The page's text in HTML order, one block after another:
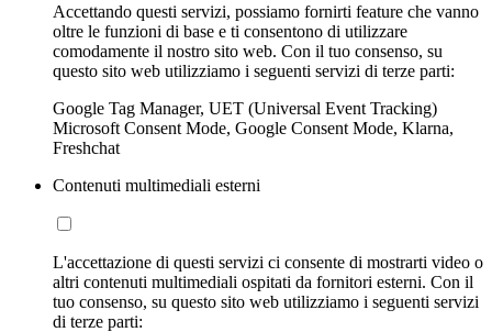
Accettando questi servizi, possiamo fornirti feature che vanno
oltre le funzioni di base e ti consentono di utilizzare
comodamente il nostro sito web. Con il tuo consenso, su
questo sito web utilizziamo i seguenti servizi di terze parti:
Google Tag Manager, UET (Universal Event Tracking)
Microsoft Consent Mode, Google Consent Mode, Klarna,
Freshchat
Contenuti multimediali esterni
L'accettazione di questi servizi ci consente di mostrarti video o
altri contenuti multimediali ospitati da fornitori esterni. Con il
tuo consenso, su questo sito web utilizziamo i seguenti servizi
di terze parti: